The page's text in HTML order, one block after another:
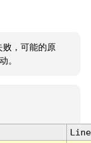
败，可能的原
。
Line